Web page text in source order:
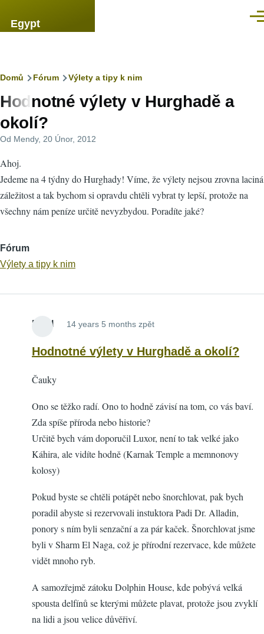
Egypt
Drobečková
navigace
Domů Fórum Výlety a tipy k nim
Hodnotné výlety v Hurghadě a
okolí?
Od Mendy, 20 Únor, 2012
Ahoj.
Jedeme na 4 týdny do Hurghady! Víme, že výlety nejsou zrovna laciná
záležitost a tak bychom si opravdu chtěli vybrat ty lepší, protože na
všechny nám peníze určitě nevyzbydou. Poradíte jaké?
Fórum
Výlety a tipy k nim
Pixel 14 years 5 months zpět
Hodnotné výlety v Hurghadě a okolí?
Čauky
Ono se těžko radí. Ono to hodně závisí na tom, co vás baví.
Zda spíše příroda nebo historie?
Určitě bych vám doporučil Luxor, není to tak velké jako
Káhira, ale vidíte hodně (Karnak Temple a memnonovy
kolosy)
Pokud byste se chtěli potápět nebo šnorchlovat, pak bych
poradil abyste si rezervovali instuktora Padi Dr. Alladin,
ponory s ním byli senzační a za pár kaček. Šnorchlovat jsme
byli v Sharm El Naga, což je přírodní rezervace, kde můžete
vidět mnoho ryb.
A samozřejmě zátoku Dolphin House, kde pobývá velká
spousta delfínů se kterými můžete plavat, protože jsou zvyklí
na lidi a jsou velice důvěřiví.